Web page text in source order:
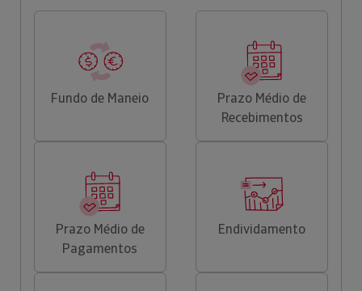
Fundo de Maneio
Prazo Médio de
Recebimentos
Prazo Médio de
Pagamentos
Endividamento